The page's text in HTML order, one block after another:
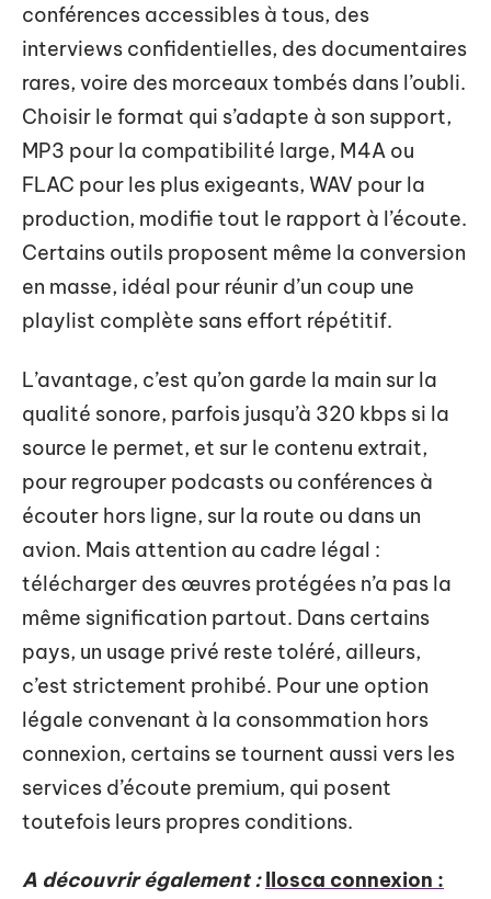
conférences accessibles à tous, des
interviews confidentielles, des documentaires
rares, voire des morceaux tombés dans l’oubli.
Choisir le format qui s’adapte à son support,
MP3 pour la compatibilité large, M4A ou
FLAC pour les plus exigeants, WAV pour la
production, modifie tout le rapport à l’écoute.
Certains outils proposent même la conversion
en masse, idéal pour réunir d’un coup une
playlist complète sans effort répétitif.
L’avantage, c’est qu’on garde la main sur la
qualité sonore, parfois jusqu’à 320 kbps si la
source le permet, et sur le contenu extrait,
pour regrouper podcasts ou conférences à
écouter hors ligne, sur la route ou dans un
avion. Mais attention au cadre légal :
télécharger des œuvres protégées n’a pas la
même signification partout. Dans certains
pays, un usage privé reste toléré, ailleurs,
c’est strictement prohibé. Pour une option
légale convenant à la consommation hors
connexion, certains se tournent aussi vers les
services d’écoute premium, qui posent
toutefois leurs propres conditions.
A découvrir également : Ilosca connexion :